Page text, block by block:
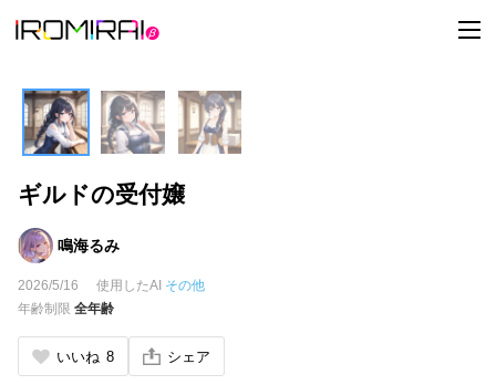
t
o
ギルドの受付嬢
鳴海るみ
2026/5/16 使用したAI その他
年齢制限 全年齢
いいね 8 シェア